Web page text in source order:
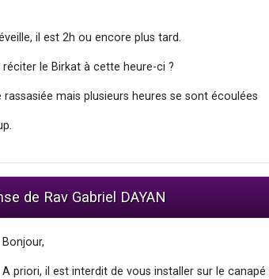
il est 2h ou encore plus tard.
réciter le Birkat à cette heure-ci ?
mais plusieurs heures se sont écoulées
de Rav Gabriel DAYAN
Bonjour,
A priori, il est interdit de vous installer sur le